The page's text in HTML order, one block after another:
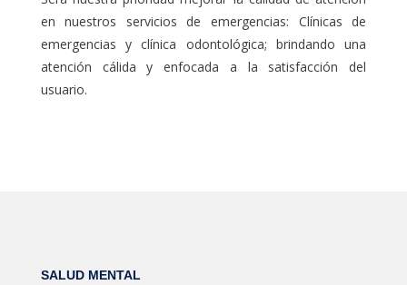
en nuestros servicios de emergencias: Clínicas de
emergencias y clínica odontológica; brindando una
atención cálida y enfocada a la satisfacción del
usuario.
SALUD MENTAL